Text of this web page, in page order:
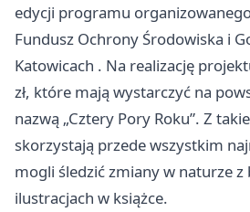
edycji programu
Fundusz Ochrony Środowiska i
Katowicach . Na realizację
zł, które mają wystarczyć na
nazwą „Cztery Pory Roku”. Z
skorzystają przede wszystkim
mogli śledzić zmiany w naturze z
ilustracjach w książce.